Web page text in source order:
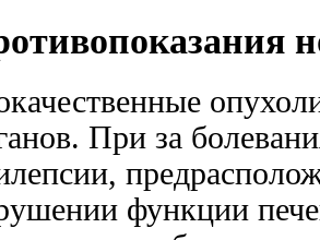
При за
функции